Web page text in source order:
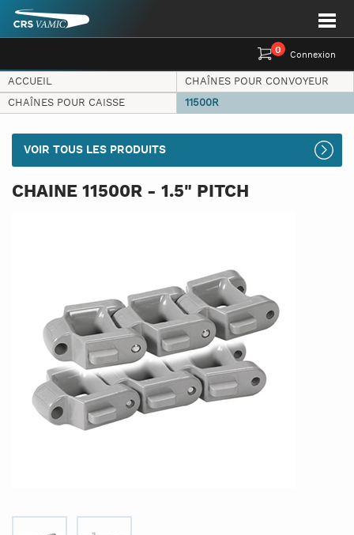
Connexion
0
ACCUEIL
CHAÎNES POUR CONVOYEUR
CHAÎNES POUR CAISSE
11500R
VOIR TOUS LES PRODUITS
CHAINE 11500R - 1.5" PITCH